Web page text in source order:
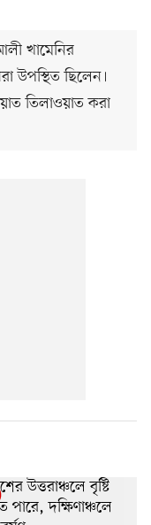
খামেনির
উপস্থিত ছিলেন।
তিলাওয়াত করা